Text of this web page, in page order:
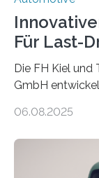
Für Last-
Die FH Kiel und
GmbH
zu 100 kg
06.08.2025